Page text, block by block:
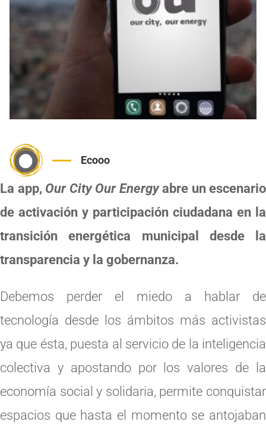
Ecooo
La app, Our City Our Energyabre un escenario
de activación y participación ciudadana en la
transición energética municipal desde la
transparencia y la gobernanza.
Debemos perder el miedo a hablar de
tecnología desde los ámbitos más activistas
ya que ésta, puesta al servicio de la inteligencia
colectiva y apostando por los valores de la
economía social y solidaria, permite conquistar
espacios que hasta el momento se antojaban